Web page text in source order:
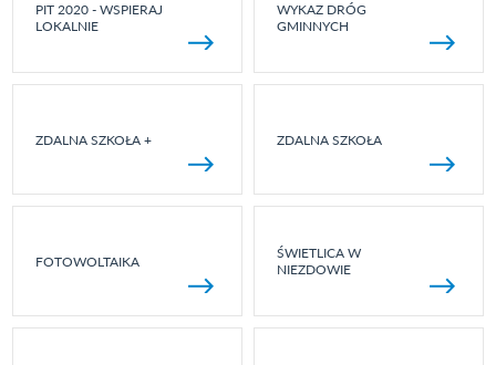
PIT 2020 - WSPIERAJ
LOKALNIE
WYKAZ DRÓG
GMINNYCH
ZDALNA SZKOŁA + ZDALNA SZKOŁA
FOTOWOLTAIKA
ŚWIETLICA W
NIEZDOWIE